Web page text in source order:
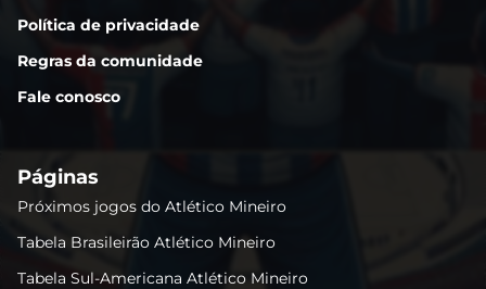
Política de privacidade
Regras da comunidade
Fale conosco
Páginas
Próximos jogos do Atlético Mineiro
Tabela Brasileirão Atlético Mineiro
Tabela Sul-Americana Atlético Mineiro